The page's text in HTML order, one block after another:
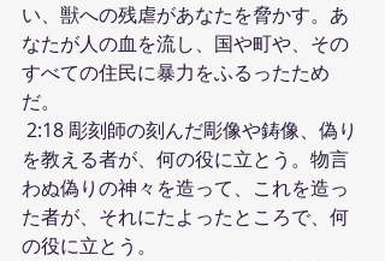
い、獣への残虐があなたを脅かす。あ
なたが人の血を流し、国や町や、その
すべての住民に暴力をふるったため
だ。
を教える者が、何の役に立とう。物言
わぬ偽りの神々を造って、これを造っ
た者が、それにたよったところで、何
の役に立とう。